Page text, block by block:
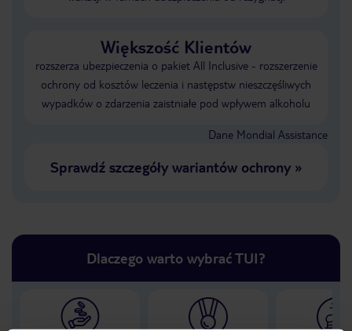
Większość Klientów
rozszerza ubezpieczenia o pakiet All Inclusive - rozszerzenie
ochrony od kosztów leczenia i następstw nieszczęśliwych
wypadków o zdarzenia zaistniałe pod wpływem alkoholu
Dane Mondial Assistance
Sprawdź szczegóły wariantów ochrony»
Dlaczego warto wybrać TUI?